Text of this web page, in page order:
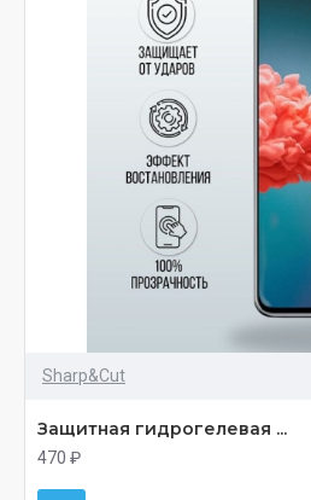
Sharp&Cut
Защитная гидрогелевая ...
470 ₽